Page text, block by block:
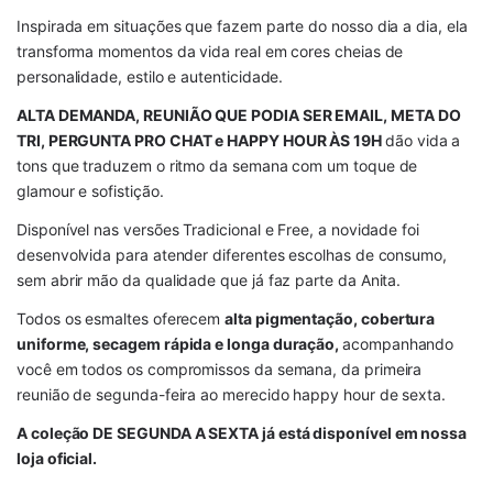
Inspirada em situações que fazem parte do nosso dia a dia, ela
transforma momentos da vida real em cores cheias de
personalidade, estilo e autenticidade.
ALTA DEMANDA, REUNIÃO QUE PODIA SER EMAIL, META DO
TRI, PERGUNTA PRO CHAT e HAPPY HOUR ÀS 19H dão vida a
tons que traduzem o ritmo da semana com um toque de
glamour e sofistição.
Disponível nas versões Tradicional e Free, a novidade foi
desenvolvida para atender diferentes escolhas de consumo,
sem abrir mão da qualidade que já faz parte da Anita.
Todos os esmaltes oferecem alta pigmentação, cobertura
uniforme, secagem rápida e longa duração, acompanhando
você em todos os compromissos da semana, da primeira
reunião de segunda-feira ao merecido happy hour de sexta.
A coleção DE SEGUNDA A SEXTA já está disponível em nossa
loja oficial.